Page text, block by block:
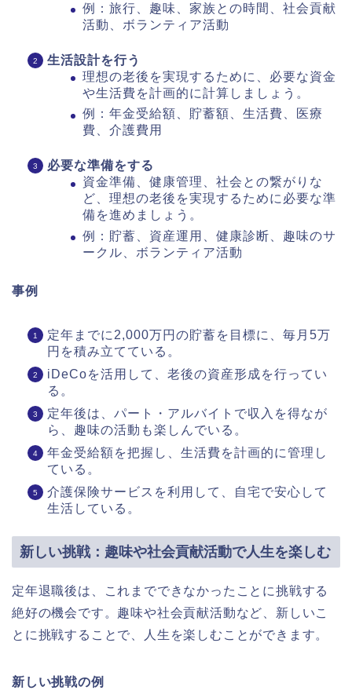
例：旅行、趣味、家族との時間、社会貢献
活動、ボランティア活動
生活設計を行う
理想の老後を実現するために、必要な資金
や生活費を計画的に計算しましょう。
例：年金受給額、貯蓄額、生活費、医療
費、介護費用
必要な準備をする
資金準備、健康管理、社会との繋がりな
ど、理想の老後を実現するために必要な準
備を進めましょう。
例：貯蓄、資産運用、健康診断、趣味のサ
ークル、ボランティア活動
事例
定年までに2,000万円の貯蓄を目標に、毎月5万
円を積み立てている。
iDeCoを活用して、老後の資産形成を行ってい
る。
定年後は、パート・アルバイトで収入を得なが
ら、趣味の活動も楽しんでいる。
年金受給額を把握し、生活費を計画的に管理し
ている。
介護保険サービスを利用して、自宅で安心して
生活している。
新しい挑戦：趣味や社会貢献活動で人生を楽しむ
定年退職後は、これまでできなかったことに挑戦する
絶好の機会です。趣味や社会貢献活動など、新しいこ
とに挑戦することで、人生を楽しむことができます。
新しい挑戦の例